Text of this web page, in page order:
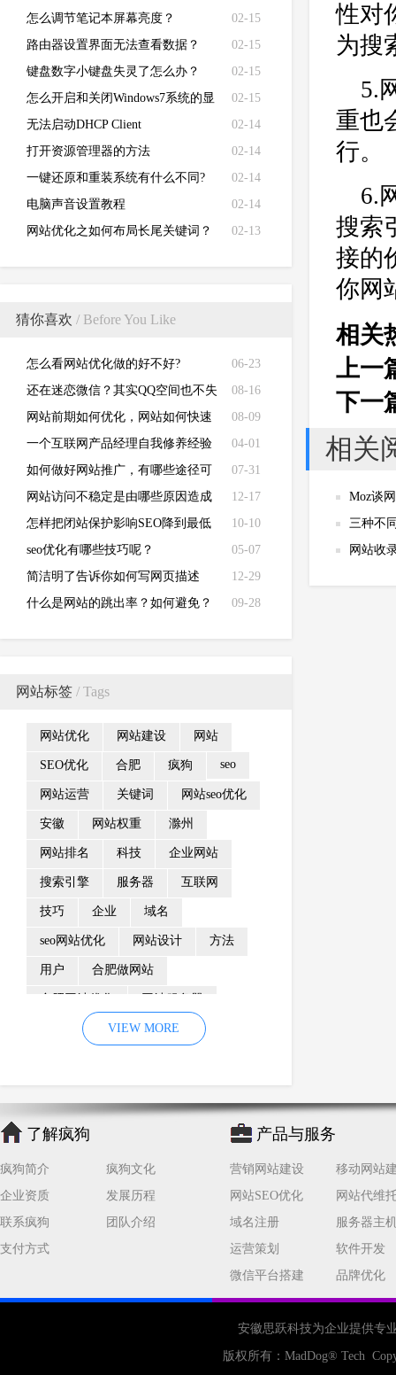
02-15
怎么调节笔记本屏幕亮度？
02-15
路由器设置界面无法查看数据？
02-15
键盘数字小键盘失灵了怎么办？
02-15
怎么开启和关闭Windows7系统的显
卡硬件加速功能
02-14
无法启动DHCP Client
02-14
打开资源管理器的方法
02-14
一键还原和重装系统有什么不同?
02-14
电脑声音设置教程
02-13
网站优化之如何布局长尾关键词？
猜你喜欢 / Before You Like
06-23
怎么看网站优化做的好不好?
08-16
还在迷恋微信？其实QQ空间也不失
为营销王座
08-09
网站前期如何优化，网站如何快速
跳出沙盒期
04-01
一个互联网产品经理自我修养经验
谈！
07-31
如何做好网站推广，有哪些途径可
以高效的完成？
12-17
网站访问不稳定是由哪些原因造成
的？
10-10
怎样把闭站保护影响SEO降到最低
05-07
seo优化有哪些技巧呢？
12-29
简洁明了告诉你如何写网页描述
09-28
什么是网站的跳出率？如何避免？
网站标签 / Tags
网站优化 网站建设 网站
SEO优化 合肥 疯狗 seo
网站运营 关键词 网站seo优化
安徽 网站权重 滁州
网站排名 科技 企业网站
搜索引擎 服务器 互联网
技巧 企业 域名
seo网站优化 网站设计 方法
用户 合肥做网站
优化 网站降权
企业网站建设 效果 页面
网络营销 因素 网络公司
网站流量
百度优化 网站收录
网站seo 专业
VIEW MORE
性对
为搜
5.
重也
行。
6.
搜索
接的
你网
相关
上一
下一
相关
Moz谈
三种不
网站收
了解疯狗
疯狗简介
疯狗文化
企业资质
发展历程
联系疯狗
团队介绍
支付方式
产品与服务
营销网站建设
移动网站
网站SEO优化
网站代维
域名注册
服务器主
运营策划
软件开发
微信平台搭建
品牌优化
安徽思跃科技为企业提供专
版权所有： MadDog® Tech